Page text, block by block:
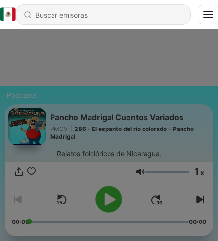
Podcasts
Pancho Madrigal Cuentos Variados
PMCV
286 - El espanto del río colorado - Pancho
Madrigal
Relatos folclóricos de Nicaragua.
Volumen 1 x
00:00 00:00